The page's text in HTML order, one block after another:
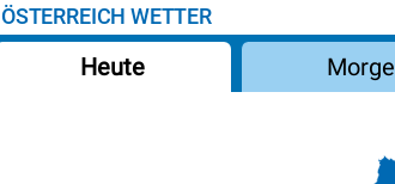
ÖSTERREICH WETTER
Heute